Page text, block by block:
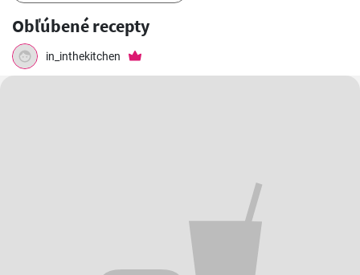
Obľúbené recepty
in_inthekitchen